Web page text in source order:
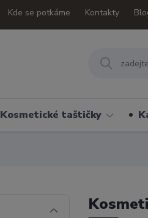
Kde se potkáme Kontakty
Kosmetické taštičky